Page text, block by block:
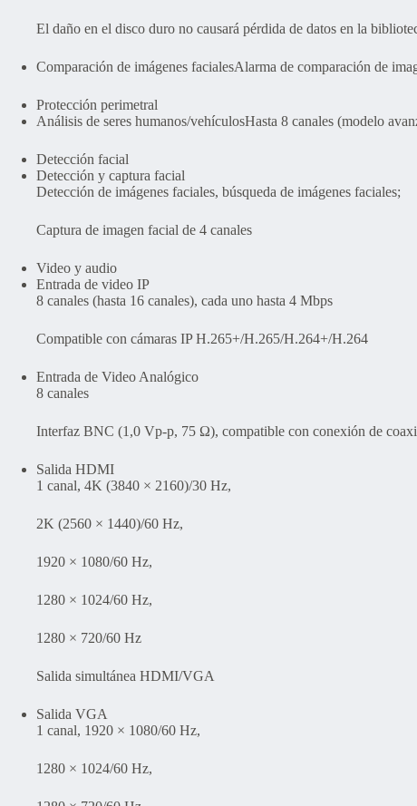
El daño en el disco duro no causará pérdida de datos en la
Comparación de imágenes facialesAlarma de comparación de
Protección perimetral
Análisis de seres humanos/vehículosHasta 8 canales (modelo
Detección facial
Detección y captura facial
Detección de imágenes faciales, búsqueda de imágenes faciales;
Captura de imagen facial de 4 canales
Video y audio
Entrada de video IP
8 canales (hasta 16 canales), cada uno hasta 4 Mbps
Compatible con cámaras IP H.265+/H.265/H.264+/H.264
Entrada de Video Analógico
8 canales
Interfaz BNC (1,0 Vp-p, 75 Ω), compatible con conexión de
Salida HDMI
1 canal, 4K (3840 × 2160)/30 Hz,
2K (2560 × 1440)/60 Hz,
1920 × 1080/60 Hz,
1280 × 1024/60 Hz,
1280 × 720/60 Hz
Salida simultánea HDMI/VGA
Salida VGA
1 canal, 1920 × 1080/60 Hz,
1280 × 1024/60 Hz,